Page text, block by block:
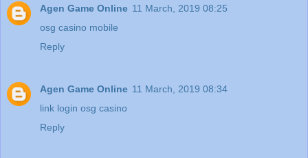
Agen Game Online 11 March, 2019 08:25
osg casino mobile
Reply
Agen Game Online 11 March, 2019 08:34
link login osg casino
Reply